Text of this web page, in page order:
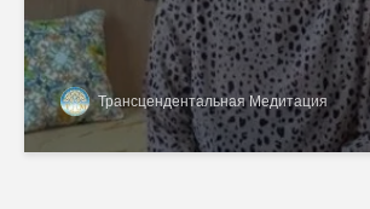
Трансцендентальная Медитация